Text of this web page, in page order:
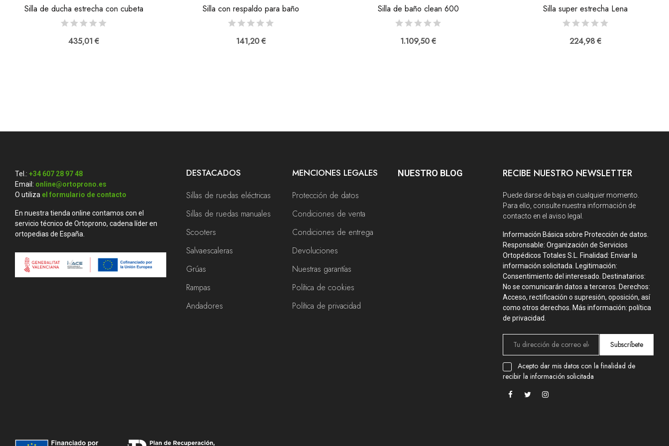
Silla de ducha estrecha con cubeta
435,01 €
Silla con respaldo para baño
141,20 €
Silla de baño clean 600
1.109,50 €
Silla super estrecha Lena
224,98 €
Tel.: +34 607 28 97 48
Email: online@ortoprono.es
O utiliza el formulario de contacto
En nuestra tienda online contamos con el
servicio técnico de Ortoprono, cadena líder en
ortopedias de España.
DESTACADOS
Sillas de ruedas eléctricas
Sillas de ruedas manuales
Scooters
Salvaescaleras
Grúas
Rampas
Andadores
MENCIONES LEGALES
Protección de datos
Condiciones de venta
Condiciones de entrega
Devoluciones
Nuestras garantías
Política de cookies
Política de privacidad
NUESTRO BLOG RECIBE NUESTRO NEWSLETTER
Puede darse de baja en cualquier momento.
Para ello, consulte nuestra información de
contacto en el aviso legal.
Información Básica sobre Protección de datos.
Responsable: Organización de Servicios
Ortopédicos Totales S.L. Finalidad: Enviar la
información solicitada. Legitimación:
Consentimiento del interesado. Destinatarios:
No se comunicarán datos a terceros. Derechos:
Acceso, rectificación o supresión, oposición, así
como otros derechos. Más información: política
de privacidad.
Subscríbete
Acepto dar mis datos con la finalidad de
recibir la información solicitada